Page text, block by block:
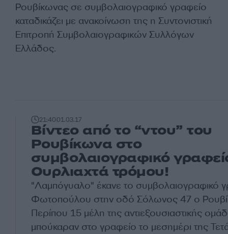
Ρουβίκωνας σε συμβολαιογραφικό γραφείο
καταδικάζει με ανακοίνωση της η Συντονιστική
Επιτροπή Συμβολαιογραφικών Συλλόγων
Ελλάδος.
21:4001.03.17
Βίντεο από το “ντου” του
Ρουβίκωνα στο
συμβολαιογραφικό
Ουρλιαχτά τρόμου!
"Λαμπόγυαλο" έκανε το συμβολαιογραφικό
Φωτοπούλου στην οδό Σόλωνος 47 ο
Περίπου 15 μέλη της αντιεξουσιαστικής
μπούκαραν στο γραφείο το μεσημέρι της